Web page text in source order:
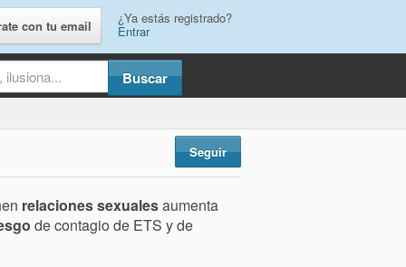
con tu email ¿Ya estás registrado?
Entrar
Seguir
relaciones sexualesaumenta
de contagio de ETS y de